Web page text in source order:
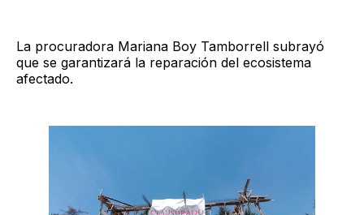
La procuradora Mariana Boy Tamborrell subrayó
que se garantizará la reparación del ecosistema
afectado.